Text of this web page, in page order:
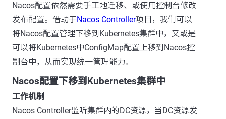
Nacos配置依然需要手工地迁移、或使用控制台修改
发布配置。借助于Nacos Controller项目，我们可以
将Nacos配置管理下移到Kubernetes集群中，又或是
可以将Kubernetes中ConfigMap配置上移到Nacos控
制台中，从而实现统一管理能力。
Nacos配置下移到Kubernetes集群中
工作机制
Nacos Controller监听集群内的DC资源，当DC资源发